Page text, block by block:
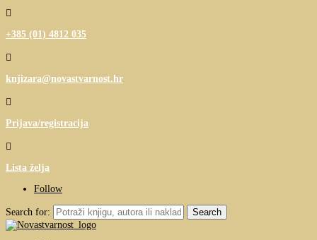

+385 (01) 4812 035

knjizara@novastvarnost.hr

Prijava/registracija

Lista želja
Follow
Search for: